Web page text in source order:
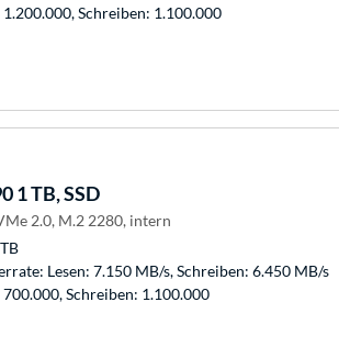
1.200.000, Schreiben: 1.100.000
1 TB, SSD
2.0, M.2 2280, intern
Lesen: 7.150 MB/s, Schreiben: 6.450 MB/s
700.000, Schreiben: 1.100.000